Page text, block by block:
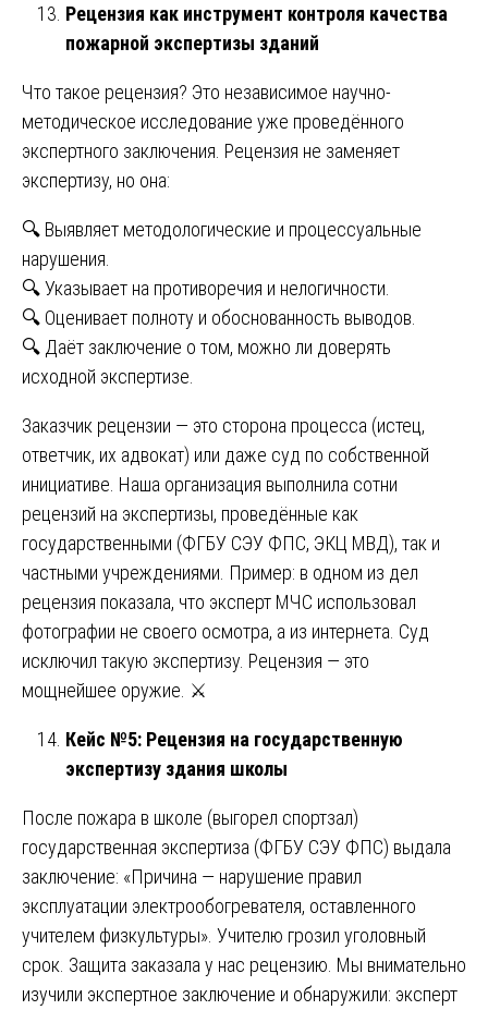
Рецензия как инструмент контроля качества
пожарной экспертизы зданий
Что такое рецензия? Это независимое научно-
методическое исследование уже проведённого
экспертного заключения. Рецензия не заменяет
экспертизу, но она:
🔍 Выявляет методологические и процессуальные
нарушения.
🔍 Указывает на противоречия и нелогичности.
🔍 Оценивает полноту и обоснованность выводов.
🔍 Даёт заключение о том, можно ли доверять
исходной экспертизе.
Заказчик рецензии — это сторона процесса (истец,
ответчик, их адвокат) или даже суд по собственной
инициативе. Наша организация выполнила сотни
рецензий на экспертизы, проведённые как
государственными (ФГБУ СЭУ ФПС, ЭКЦ МВД), так и
частными учреждениями. Пример: в одном из дел
рецензия показала, что эксперт МЧС использовал
фотографии не своего осмотра, а из интернета. Суд
исключил такую экспертизу. Рецензия — это
мощнейшее оружие. ⚔️
Кейс №5: Рецензия на государственную
экспертизу здания школы
После пожара в школе (выгорел спортзал)
государственная экспертиза (ФГБУ СЭУ ФПС) выдала
заключение: «Причина — нарушение правил
эксплуатации электрообогревателя, оставленного
учителем физкультуры». Учителю грозил уголовный
срок. Защита заказала у нас рецензию. Мы внимательно
изучили экспертное заключение и обнаружили: эксперт